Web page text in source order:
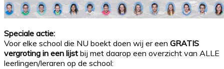
Speciale actie:
Voor elke school die NU boekt doen wij er een GRATIS
vergroting in een lijst bij met daarop een overzicht van ALLE
leerlingen/leraren op de school: